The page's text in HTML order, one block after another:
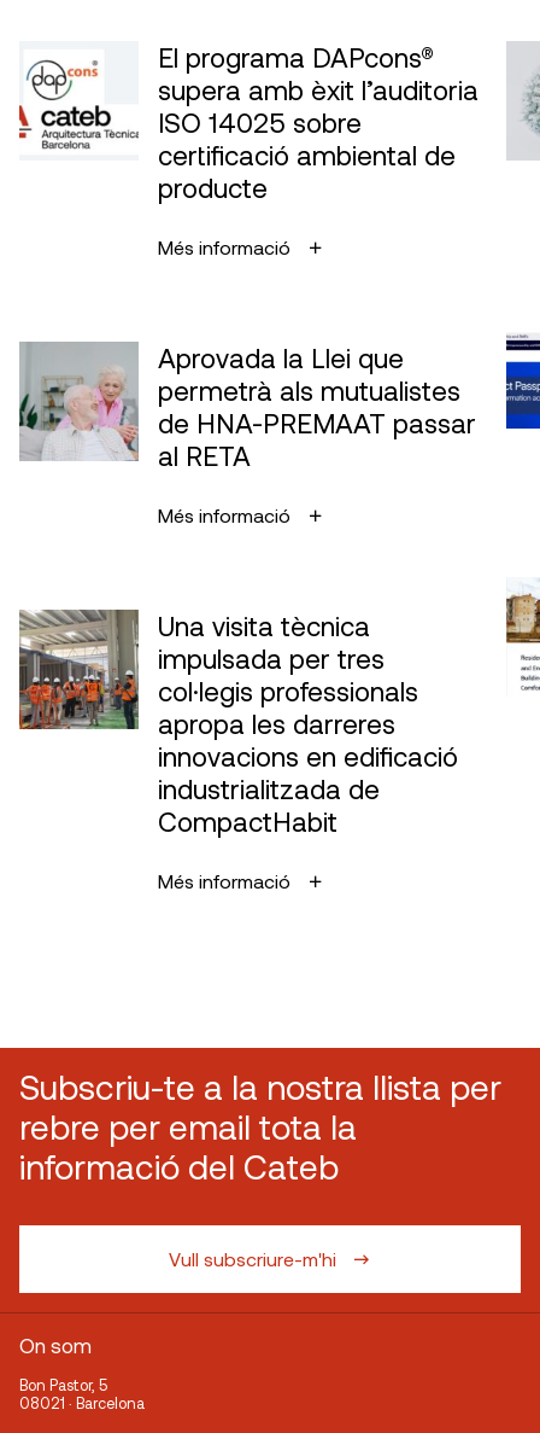
El programa DAPcons®
supera amb èxit l’auditoria
ISO 14025 sobre
certificació ambiental de
producte
Més informació
Aprovada la Llei que
permetrà als mutualistes
de HNA-PREMAAT passar
al RETA
Més informació
Una visita tècnica
impulsada per tres
col·legis professionals
apropa les darreres
innovacions en edificació
industrialitzada de
CompactHabit
Més informació
Subscriu-te a la nostra llista per
rebre per email tota la
informació del Cateb
Vull subscriure-m'hi
On som
Bon Pastor, 5
08021 · Barcelona